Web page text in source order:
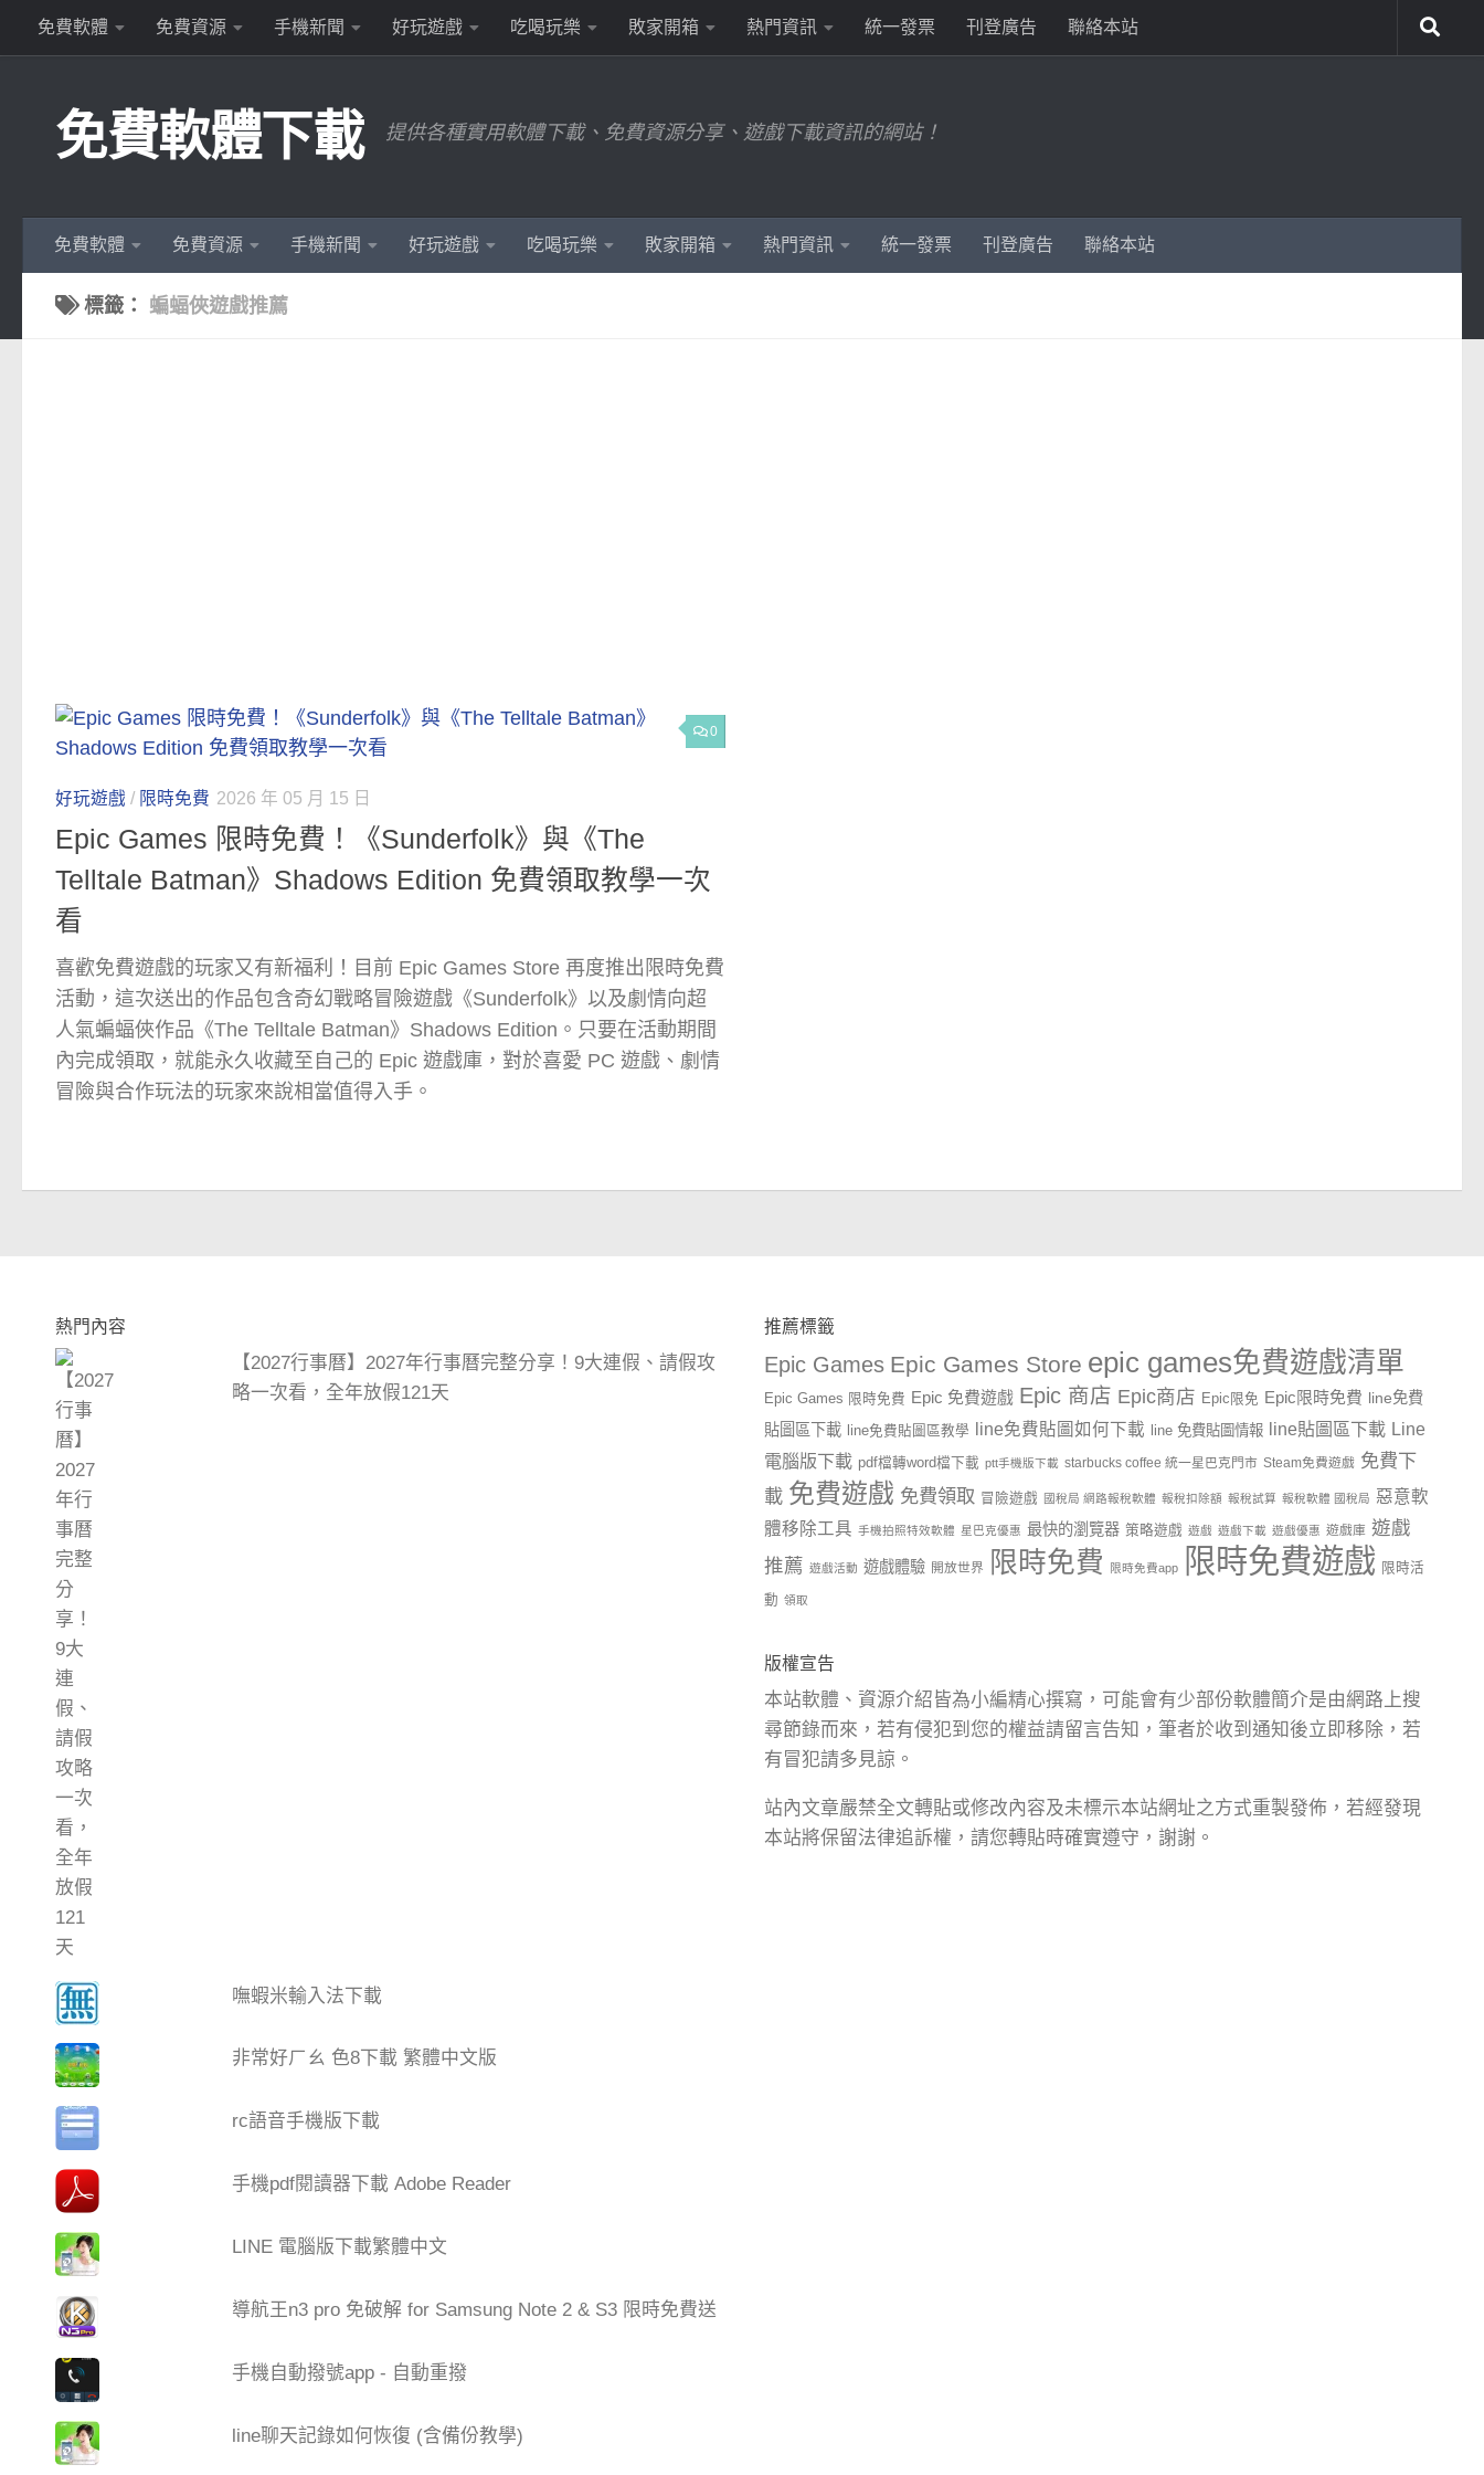
Skip to content
免費軟體 免費資源 手機新聞 好玩遊戲 吃喝玩樂 敗家開箱 熱門資訊 統一發票 刊登廣告 聯絡本站
免費軟體下載 提供各種實用軟體下載、免費資源分享、遊戲下載資訊的網站！
免費軟體 免費資源 手機新聞 好玩遊戲 吃喝玩樂 敗家開箱 熱門資訊 統一發票 刊登廣告 聯絡本站
標籤： 蝙蝠俠遊戲推薦
0
好玩遊戲 / 限時免費 2026 年 05 月 15 日
Epic Games 限時免費！《Sunderfolk》與《The
Telltale Batman》Shadows Edition 免費領取教學一次
看
喜歡免費遊戲的玩家又有新福利！目前 Epic Games Store 再度推出限時免費
活動，這次送出的作品包含奇幻戰略冒險遊戲《Sunderfolk》以及劇情向超
人氣蝙蝠俠作品《The Telltale Batman》Shadows Edition。只要在活動期間
內完成領取，就能永久收藏至自己的 Epic 遊戲庫，對於喜愛 PC 遊戲、劇情
冒險與合作玩法的玩家來說相當值得入手。
熱門內容
【2027行事曆】2027年行事曆完整分享！9大連假、請假攻
略一次看，全年放假121天
嘸蝦米輸入法下載
非常好ㄏㄠ 色8下載 繁體中文版
rc語音手機版下載
手機pdf閱讀器下載 Adobe Reader
LINE 電腦版下載繁體中文
導航王n3 pro 免破解 for Samsung Note 2 & S3 限時免費送
手機自動撥號app - 自動重撥
line聊天記錄如何恢復 (含備份教學)
推薦標籤
Epic Games Epic Games Store epic games免費遊戲清單
Epic Games 限時免費 Epic 免費遊戲 Epic 商店 Epic商店 Epic限免 Epic限時免費 line免費
貼圖區下載
line免費貼圖區教學 line免費貼圖如何下載 line 免費貼圖情報 line貼圖區下載 Line
電腦版下載 pdf檔轉word檔下載 ptt手機版下載 starbucks coffee 統一星巴克門市 Steam免費遊戲 免費下
載 免費遊戲 免費領取 冒險遊戲 國稅局 網路報稅軟體 報稅扣除額 報稅試算 報稅軟體 國稅局 惡意軟
體移除工具 手機拍照特效軟體 星巴克優惠 最快的瀏覽器 策略遊戲 遊戲 遊戲下載 遊戲優惠 遊戲庫 遊戲
推薦 遊戲活動 遊戲體驗 開放世界 限時免費 限時免費app 限時免費遊戲 限時活
動 領取
版權宣告
本站軟體、資源介紹皆為小編精心撰寫，可能會有少部份軟體簡介是由網路上搜
尋節錄而來，若有侵犯到您的權益請留言告知，筆者於收到通知後立即移除，若
有冒犯請多見諒。
站內文章嚴禁全文轉貼或修改內容及未標示本站網址之方式重製發佈，若經發現
本站將保留法律追訴權，請您轉貼時確實遵守，謝謝。